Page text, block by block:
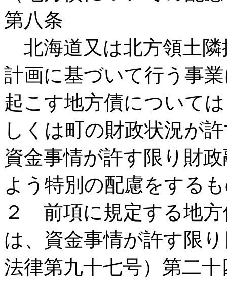
第八条
北海道又は北方領土隣
計画に基づいて行う事
起こす地方債について
しくは町の財政状況が
資金事情が許す限り財
よう特別の配慮をする
２ 前項に規定する地
は、資金事情が許す限
法律第九十七号）第二